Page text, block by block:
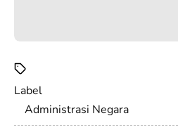
Label
Administrasi Negara